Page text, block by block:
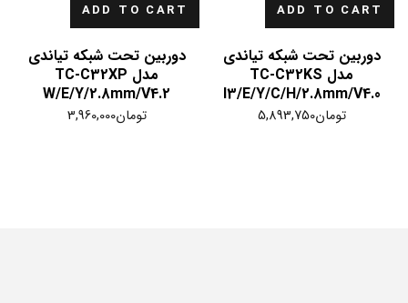
ADD TO CART
دوربین تحت شبکه تیاندی
مدل TC-C32KS
I3/E/Y/C/H/2.8mm/V4.0
تومان5,893,750
ADD TO CART
دوربین تحت شبکه تیاندی
مدل TC-C32XP
W/E/Y/2.8mm/V4.2
تومان3,960,000